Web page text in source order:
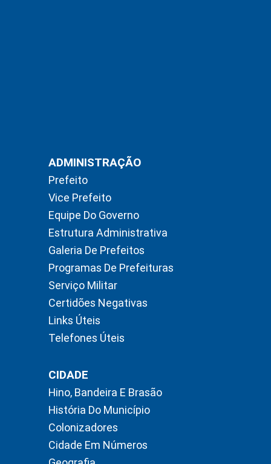
ADMINISTRAÇÃO
Prefeito
Vice Prefeito
Equipe Do Governo
Estrutura Administrativa
Galeria De Prefeitos
Programas De Prefeituras
Serviço Militar
Certidões Negativas
Links Úteis
Telefones Úteis
CIDADE
Hino, Bandeira E Brasão
História Do Município
Colonizadores
Cidade Em Números